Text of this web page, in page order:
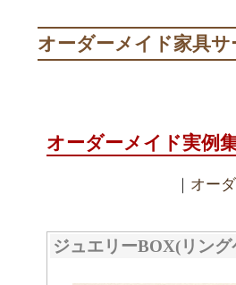
オーダーメイド家具サ
オーダーメイド実例
｜ オー
ジュエリーBOX(リン